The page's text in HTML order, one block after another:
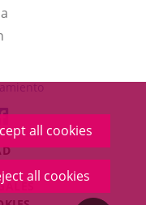
all cookies
all cookies
LINK
TO
EXTERNAL
APPLICATION.